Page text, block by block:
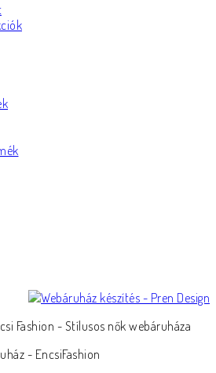
Fashion - Stílusos nők webáruháza